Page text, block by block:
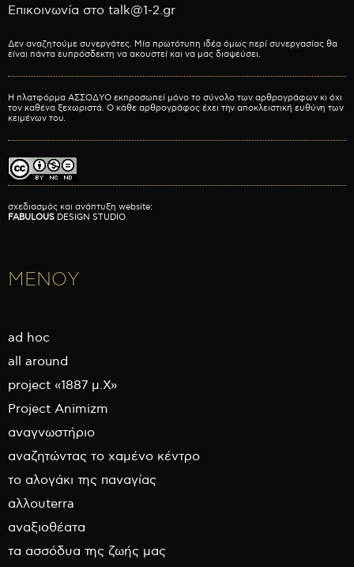
Επικοινωνία στο talk@1-2.gr
Δεν αναζητούμε συνεργάτες. Μία πρωτότυπη ιδέα όμως περί συνεργασίας θα
είναι πάντα ευπρόσδεκτη να ακουστεί και να μας διαψεύσει.
Η πλατφόρμα ΑΣΣΟΔΥΟ εκπροσωπεί μόνο το σύνολο των αρθρογράφων κι όχι
τον καθένα ξεχωριστά. Ο κάθε αρθρογράφος έχει την αποκλειστική ευθύνη των
κειμένων του.
σχεδιασμός και ανάπτυξη website:
FABULOUS DESIGN STUDIO
ΜΕΝΟΥ
ad hoc
all around
project «1887 μ.Χ»
Project Animizm
αναγνωστήριο
αναζητώντας το χαμένο κέντρο
το αλογάκι της παναγίας
αλλουterra
αναξιοθέατα
τα ασσόδυα της ζωής μας